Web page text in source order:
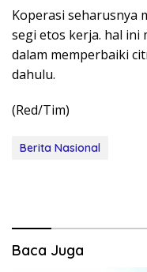
Koperasi seharusnya
segi etos kerja. hal
dalam memperbaiki
dahulu.
(Red/Tim)
Berita Nasional
Baca Juga